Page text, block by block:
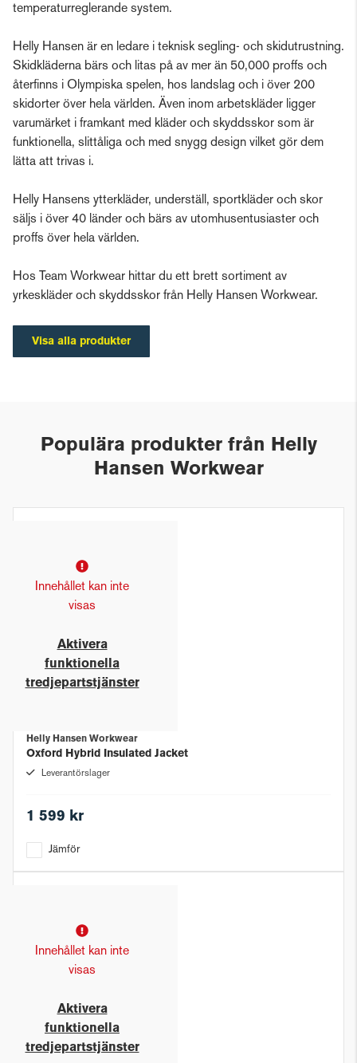
temperaturreglerande system.
Helly Hansen är en ledare i teknisk segling- och skidutrustning.
Skidkläderna bärs och litas på av mer än 50,000 proffs och
återfinns i Olympiska spelen, hos landslag och i över 200
skidorter över hela världen. Även inom arbetskläder ligger
varumärket i framkant med kläder och skyddsskor som är
funktionella, slittåliga och med snygg design vilket gör dem
lätta att trivas i.
Helly Hansens ytterkläder, underställ, sportkläder och skor
säljs i över 40 länder och bärs av utomhusentusiaster och
proffs över hela världen.
Hos Team Workwear hittar du ett brett sortiment av
yrkeskläder och skyddsskor från Helly Hansen Workwear.
Visa alla produkter
Populära produkter från Helly
Hansen Workwear
Innehållet kan inte
visas
Aktivera
funktionella
tredjepartstjänster
Helly Hansen Workwear
Oxford Hybrid Insulated Jacket
Leverantörslager
1 599 kr
Jämför
Innehållet kan inte
visas
Aktivera
funktionella
tredjepartstjänster